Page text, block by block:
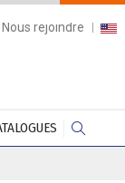
Nous rejoindre